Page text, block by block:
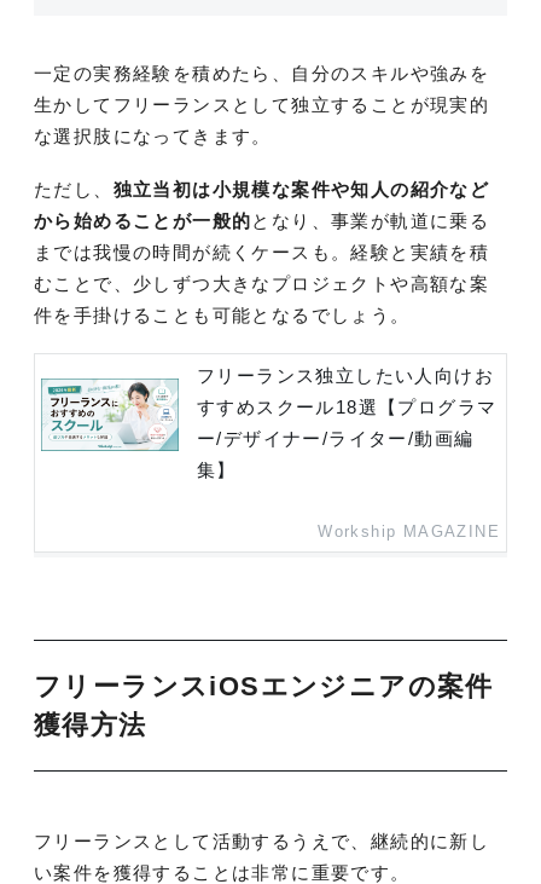
一定の実務経験を積めたら、自分のスキルや強みを
生かしてフリーランスとして独立することが現実的
な選択肢になってきます。
ただし、 独立当初は小規模な案件や知人の紹介など
から始めることが一般的となり、事業が軌道に乗る
までは我慢の時間が続くケースも。経験と実績を積
むことで、少しずつ大きなプロジェクトや高額な案
件を手掛けることも可能となるでしょう。
フリーランス独立したい人向けお
すすめスクール18選【プログラマ
ー/デザイナー/ライター/動画編
集】
Workship MAGAZINE
フリーランスiOSエンジニアの案件
獲得方法
フリーランスとして活動するうえで、継続的に新し
い案件を獲得することは非常に重要です。